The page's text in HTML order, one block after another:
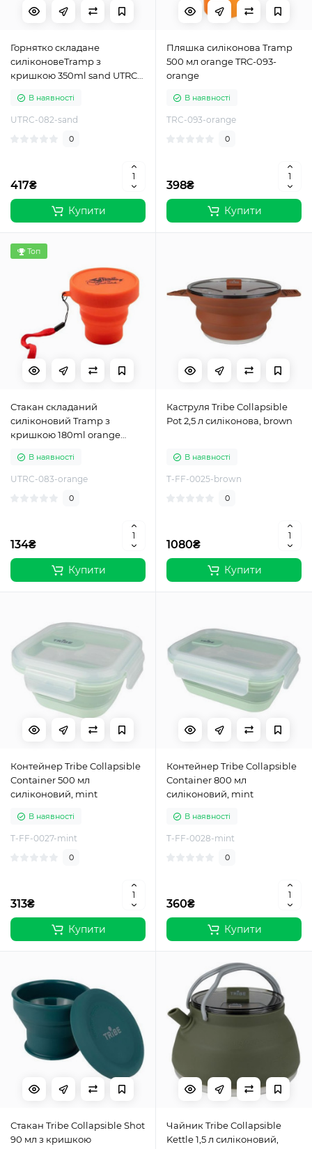
Горнятко складане
силіконовеTramp з
кришкою 350ml sand UTRC-
В наявності
UTRC-082-sand
0
417₴
Купити
Пляшка силіконова Tramp
500 мл orange TRC-093-
orange
В наявності
TRC-093-orange
0
398₴
Купити
Топ
Стакан складаний
силіконовий Tramp з
кришкою 180ml orange
В наявності
UTRC-083-orange
0
134₴
Купити
Каструля Tribe Collapsible
Pot 2,5 л силіконова, brown
В наявності
T-FF-0025-brown
0
1080₴
Купити
Контейнер Tribe Collapsible
Container 500 мл
силіконовий, mint
В наявності
T-FF-0027-mint
0
313₴
Купити
Контейнер Tribe Collapsible
Container 800 мл
силіконовий, mint
В наявності
T-FF-0028-mint
0
360₴
Купити
Стакан Tribe Collapsible Shot
90 мл з кришкою
Чайник Tribe Collapsible
Kettle 1,5 л силіконовий,